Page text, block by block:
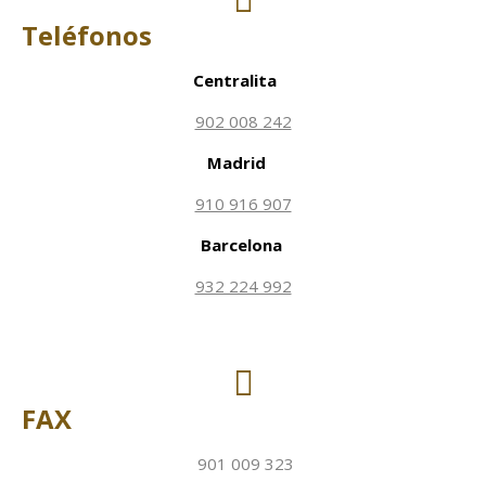
Teléfonos
Centralita
902 008 242
Madrid
910 916 907
Barcelona
932 224 992
FAX
901 009 323